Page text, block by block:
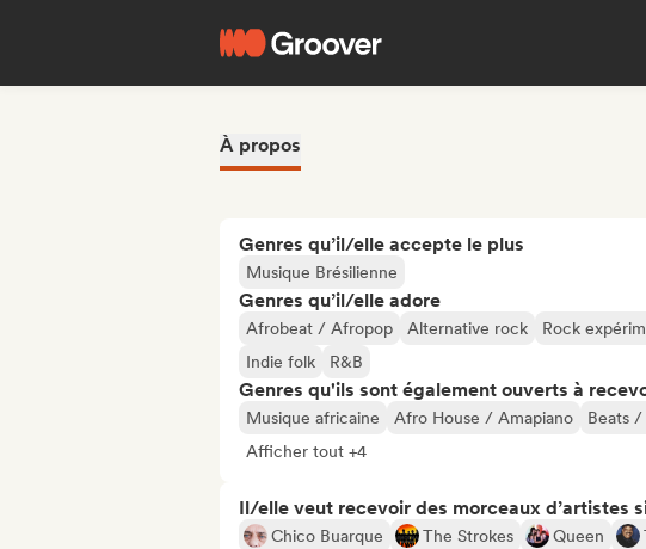
À propos
Genres qu’il/elle accepte le plus
Musique Brésilienne
Genres qu’il/elle adore
Afrobeat / Afropop Alternative rock Rock
Indie folk
R&B
Genres qu'ils sont également ouverts à
Musique africaine Afro House / Amapiano Beats
Afficher tout +4
Il/elle veut recevoir des morceaux d’artistes
Chico Buarque The Strokes Queen